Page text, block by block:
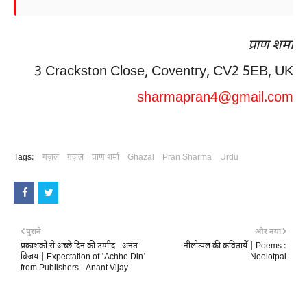
प्राण शर्मा
3 Crackston Close, Coventry, CV2 5EB, UK
sharmapran4@gmail.com
Tags: गज़ल ग़ज़ल प्राण शर्मा Ghazal Pran Sharma Urdu
और नया
नीलोत्पल की कवितायेँ | Poems :
Neelotpal
पुराने
प्रकाशकों से अच्छे दिन की उम्मीद - अनंत
विजय | Expectation of 'Achhe Din'
from Publishers - Anant Vijay